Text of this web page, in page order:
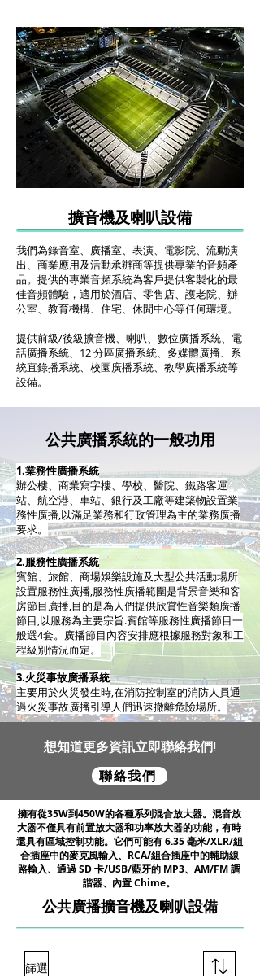
擴音機及喇叭設備
我們為錄音室、廣播室、表演、電影院、流動演
出、商業應用及活動承辦商等提供專業的音頻產
品。提供的專業音頻系統為客戶提供客製化的最
佳音頻體驗，適用於酒店、零售店、護老院、辦
公室、教育機構、住宅、休閒中心等任何環境。
提供前級/後級擴音機、喇叭、 數位廣播系統、電
話廣播系統、12 分區廣播系統、多媒體廣播、系
統直錄播系統、校園廣播系統、教學廣播系統等
設備。
公共廣播系統的一般功用
1.業務性廣播系統
辦公樓、商業寫字樓、學校、醫院、鐵路客運
站、航空港、車站、銀行及工廠等建築物設置業
務性廣播,以滿足業務和行政管理為主的業務廣播
要求。
2.服務性廣播系統
賓館、旅館、商場娛樂設施及大型公共活動場所
設置服務性廣播,服務性廣播範圍是背景音樂和客
房節目廣播,目的是為人們提供欣賞性音樂類廣播
節目,以服務為主要宗旨.賓館等服務性廣播節目一
般選4套。廣播節目內容安排應根據服務對象和工
程級別情況而定。
3.火災事故廣播系統
主要用於火災發生時,在消防控制室的消防人員通
過火災事故廣播引導人們迅速撤離危險場所。
想知道更多資訊立即聯絡我們!
聯絡我們
擁有從35W到450W的各種系列混合放大器。混音放
大器不僅具有前置放大器和功率放大器的功能，有時
還具有區域控制功能。它們可能有 6.35 毫米/XLR/組
合插座中的麥克風輸入、RCA/組合插座中的輔助線
路輸入、通過 SD 卡/USB/藍牙的 MP3、AM/FM 調
諧器、內置 Chime。
公共廣播擴音機及喇叭設備
篩選